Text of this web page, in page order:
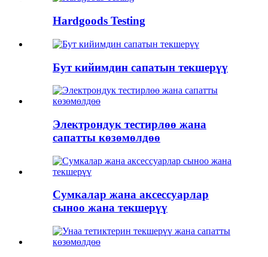
Hardgoods Testing
Бут кийимдин сапатын текшерүү
Электрондук тестирлөө жана
сапатты көзөмөлдөө
Сумкалар жана аксессуарлар
сыноо жана текшерүү